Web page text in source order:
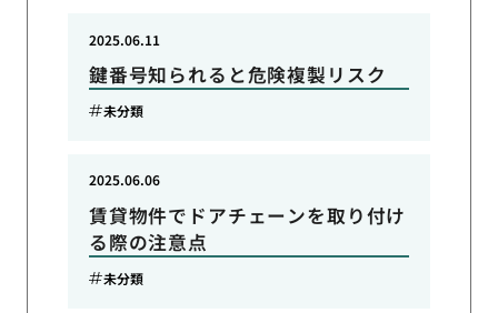
鍵番号知られると危険複製リスク
2025.06.11
未分類
賃貸物件でドアチェーンを取り付け
る際の注意点
2025.06.06
未分類